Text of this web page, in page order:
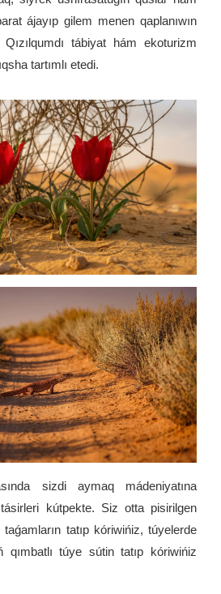
ájayıp gilem menen qaplanıwın
tábiyat hám ekoturizm
tartımlı etedi.
sizdi aymaq mádeniyatına
tásirleri kútpekte. Siz otta pisirilgen
taǵamların tatıp kóriwińiz, túyelerde
túye sútin tatıp kóriwińiz